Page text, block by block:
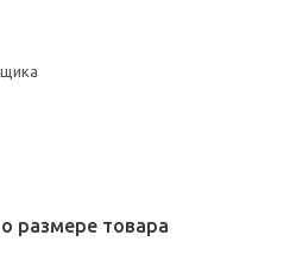
размере товара